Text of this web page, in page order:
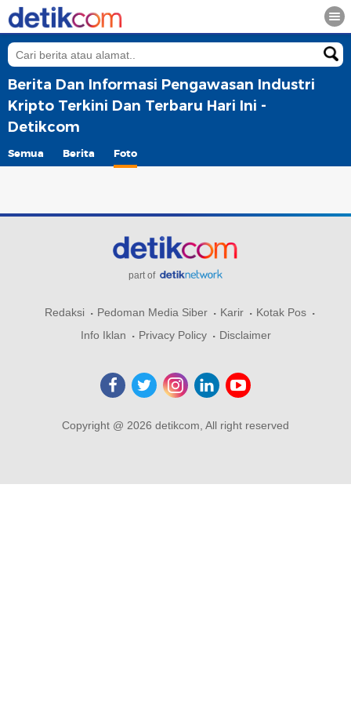
Berita Dan Informasi Pengawasan Industri
Kripto Terkini Dan Terbaru Hari Ini -
Detikcom
Semua Berita Foto
part of
Redaksi Pedoman Media Siber Karir
Kotak Pos
Info Iklan
Privacy Policy Disclaimer
Copyright @ 2026 detikcom, All right reserved